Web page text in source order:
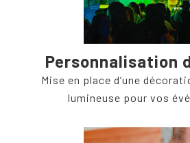
Personnalisation
Mise en place d’une
lumineuse pour vos